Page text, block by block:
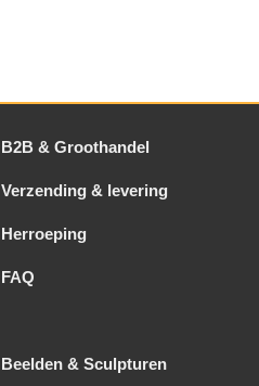
B2B & Groothandel
Verzending & levering
Herroeping
FAQ
Beelden & Sculpturen